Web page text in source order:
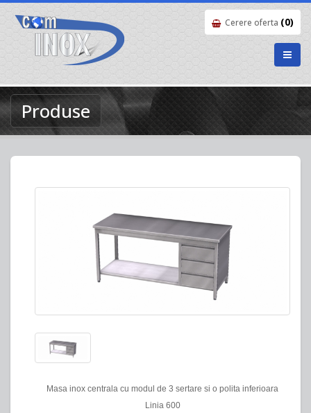
Cerere oferta (0)
Produse
Masa inox centrala cu modul de 3 sertare si o polita inferioara
Linia 600